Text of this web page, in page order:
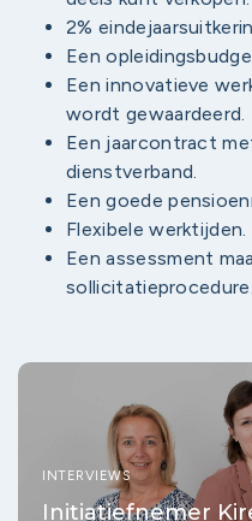
2%
Een
Een innovatieve
wordt gewaardeerd.
Een jaarcontract
dienstverband.
Een goede
Flexibele werktijden.
Een assessment
sollicitatieprocedure.
INTERVIEWS
Initiatiefnemer